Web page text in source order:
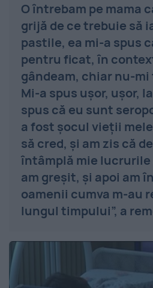
O întrebam pe mama
grijă de ce trebuie să
pastile, ea mi-a spus
pentru ficat, în
gândeam, chiar nu-
Mi-a spus uşor, uşor,
spus că eu sunt
a fost şocul vieţii
să cred, şi am zis că
întâmplă mie lucrurile
am greşit, şi apoi am
oamenii cumva m-au
lungul timpului”, a